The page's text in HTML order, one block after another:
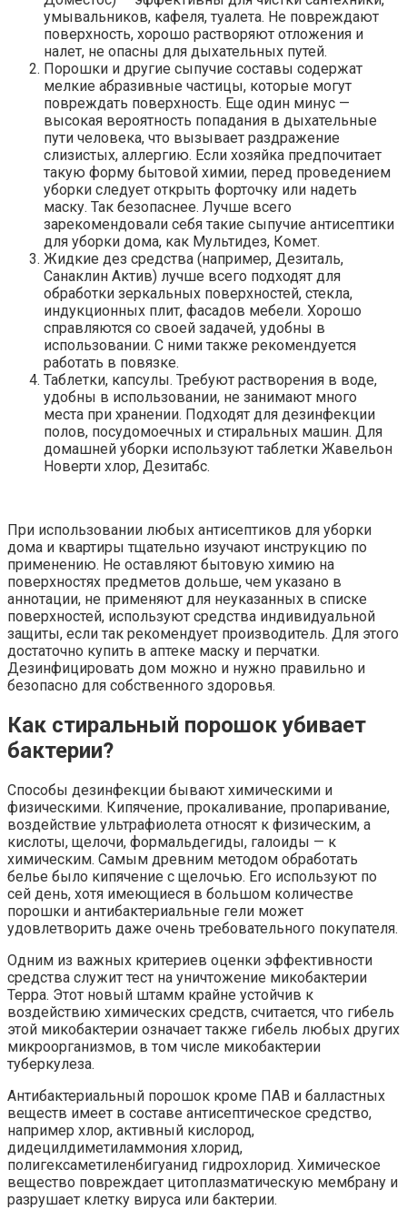
умывальников, кафеля, туалета. Не повреждают
поверхность, хорошо растворяют отложения и
налет, не опасны для дыхательных путей.
Порошки и другие сыпучие составы содержат
мелкие абразивные частицы, которые могут
повреждать поверхность. Еще один минус —
высокая вероятность попадания в дыхательные
пути человека, что вызывает раздражение
слизистых, аллергию. Если хозяйка предпочитает
такую форму бытовой химии, перед проведением
уборки следует открыть форточку или надеть
маску. Так безопаснее. Лучше всего
зарекомендовали себя такие сыпучие антисептики
для уборки дома, как Мультидез, Комет.
Жидкие дез средства (например, Дезиталь,
Санаклин Актив) лучше всего подходят для
обработки зеркальных поверхностей, стекла,
индукционных плит, фасадов мебели. Хорошо
справляются со своей задачей, удобны в
использовании. С ними также рекомендуется
работать в повязке.
Таблетки, капсулы. Требуют растворения в воде,
удобны в использовании, не занимают много
места при хранении. Подходят для дезинфекции
полов, посудомоечных и стиральных машин. Для
домашней уборки используют таблетки Жавельон
Новерти хлор, Дезитабс.
При использовании любых антисептиков для уборки
дома и квартиры тщательно изучают инструкцию по
применению. Не оставляют бытовую химию на
поверхностях предметов дольше, чем указано в
аннотации, не применяют для неуказанных в списке
поверхностей, используют средства индивидуальной
защиты, если так рекомендует производитель. Для этого
достаточно купить в аптеке маску и перчатки.
Дезинфицировать дом можно и нужно правильно и
безопасно для собственного здоровья.
Как стиральный порошок убивает
бактерии?
Способы дезинфекции бывают химическими и
физическими. Кипячение, прокаливание, пропаривание,
воздействие ультрафиолета относят к физическим, а
кислоты, щелочи, формальдегиды, галоиды — к
химическим. Самым древним методом обработать
белье было кипячение с щелочью. Его используют по
сей день, хотя имеющиеся в большом количестве
порошки и антибактериальные гели может
удовлетворить даже очень требовательного покупателя.
Одним из важных критериев оценки эффективности
средства служит тест на уничтожение микобактерии
Терра. Этот новый штамм крайне устойчив к
воздействию химических средств, считается, что гибель
этой микобактерии означает также гибель любых других
микроорганизмов, в том числе микобактерии
туберкулеза.
Антибактериальный порошок кроме ПАВ и балластных
веществ имеет в составе антисептическое средство,
например хлор, активный кислород,
дидецилдиметиламмония хлорид,
полигексаметиленбигуанид гидрохлорид. Химическое
вещество повреждает цитоплазматическую мембрану и
разрушает клетку вируса или бактерии.